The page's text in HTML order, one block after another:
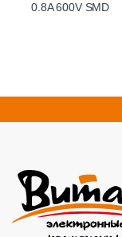
0.8A 600V SMD